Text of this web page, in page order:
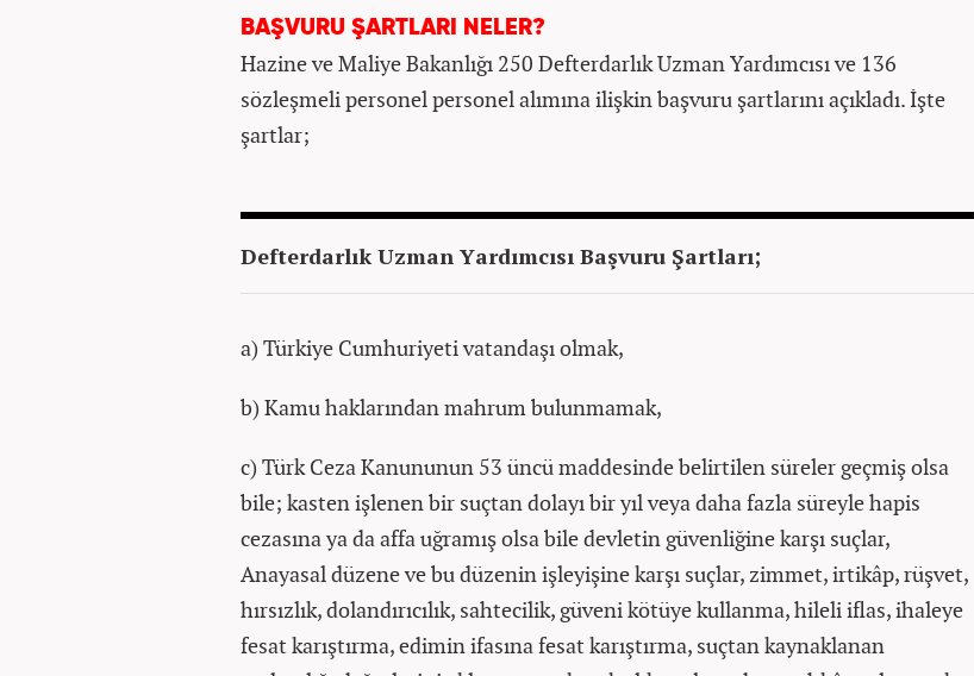
BAŞVURU ŞARTLARI NELER?
Hazine ve Maliye Bakanlığı 250 Defterdarlık Uzman Yardımcısı ve 136
sözleşmeli personel personel alımına ilişkin başvuru şartlarını açıkladı. İşte
şartlar;
Defterdarlık Uzman Yardımcısı Başvuru Şartları;
a) Türkiye Cumhuriyeti vatandaşı olmak,
b) Kamu haklarından mahrum bulunmamak,
c) Türk Ceza Kanununun 53 üncü maddesinde belirtilen süreler geçmiş olsa
bile; kasten işlenen bir suçtan dolayı bir yıl veya daha fazla süreyle hapis
cezasına ya da affa uğramış olsa bile devletin güvenliğine karşı suçlar,
Anayasal düzene ve bu düzenin işleyişine karşı suçlar, zimmet, irtikâp, rüşvet,
hırsızlık, dolandırıcılık, sahtecilik, güveni kötüye kullanma, hileli iflas, ihaleye
fesat karıştırma, edimin ifasına fesat karıştırma, suçtan kaynaklanan